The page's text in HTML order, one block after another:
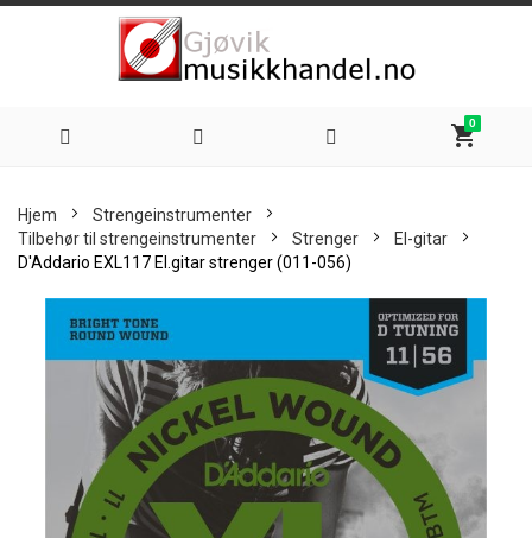
shopping_cart
0
Hjem
Strengeinstrumenter
Tilbehør til strengeinstrumenter
Strenger
El-gitar
D'Addario EXL117 El.gitar strenger (011-056)